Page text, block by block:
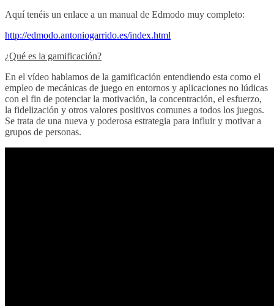
Aquí tenéis un enlace a un manual de Edmodo muy completo:
http://edmodo.antoniogarrido.es/index.html
¿Qué es la gamificación?
En el vídeo hablamos de la gamificación entendiendo esta como el
empleo de mecánicas de juego en entornos y aplicaciones no lúdicas
con el fin de potenciar la motivación, la concentración, el esfuerzo,
la fidelización y otros valores positivos comunes a todos los juegos.
Se trata de una nueva y poderosa estrategia para influir y motivar a
grupos de personas.